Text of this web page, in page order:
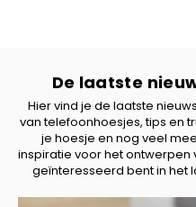
De laatste
Hier vind je de laatste
van telefoonhoesjes, tips en
je hoesje en nog veel
inspiratie voor het ontwerpen
geïnteresseerd bent in het